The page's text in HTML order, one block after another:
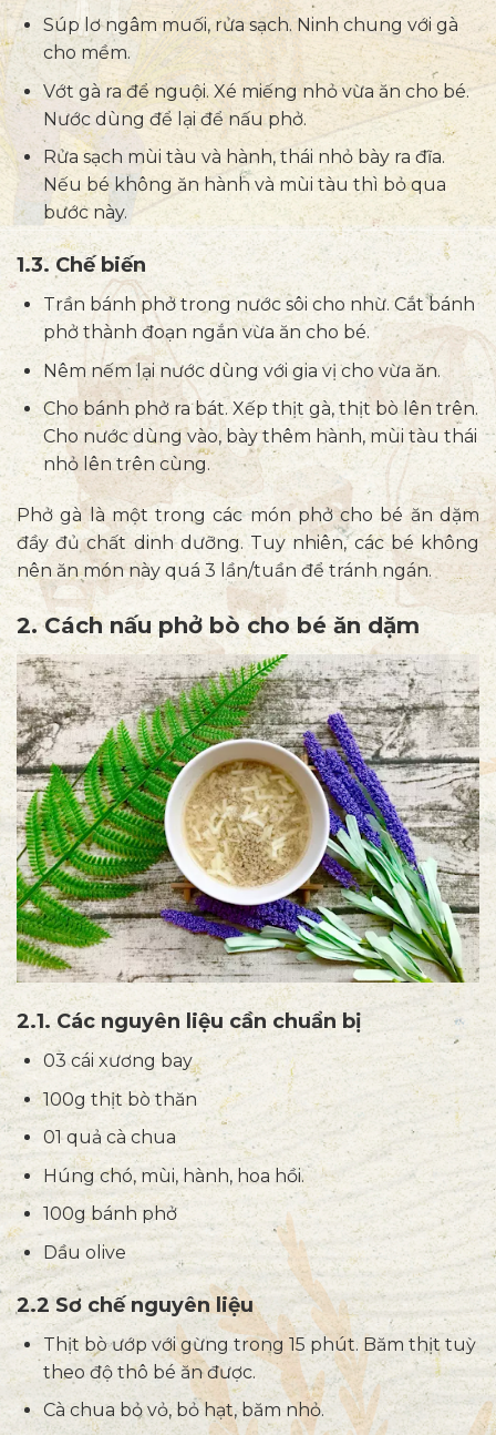
Súp lơ ngâm muối, rửa sạch. Ninh chung với gà
cho mềm.
Vớt gà ra để nguội. Xé miếng nhỏ vừa ăn cho bé.
Nước dùng để lại để nấu phở.
Rửa sạch mùi tàu và hành, thái nhỏ bày ra đĩa.
Nếu bé không ăn hành và mùi tàu thì bỏ qua
bước này.
1.3. Chế biến
Trần bánh phở trong nước sôi cho nhừ. Cắt bánh
phở thành đoạn ngắn vừa ăn cho bé.
Nêm nếm lại nước dùng với gia vị cho vừa ăn.
Cho bánh phở ra bát. Xếp thịt gà, thịt bò lên trên.
Cho nước dùng vào, bày thêm hành, mùi tàu thái
nhỏ lên trên cùng.
Phở gà là một trong các món phở cho bé ăn dặm
đầy đủ chất dinh dưỡng. Tuy nhiên, các bé không
nên ăn món này quá 3 lần/tuần để tránh ngán.
2. Cách nấu phở bò cho bé ăn dặm
2.1. Các nguyên liệu cần chuẩn bị
03 cái xương bay
100g thịt bò thăn
01 quả cà chua
Húng chó, mùi, hành, hoa hồi.
100g bánh phở
Dầu olive
2.2 Sơ chế nguyên liệu
Thịt bò ướp với gừng trong 15 phút. Băm thịt tuỳ
theo độ thô bé ăn được.
Cà chua bỏ vỏ, bỏ hạt, băm nhỏ.